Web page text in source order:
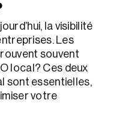
la visibilité
Les
souvent
local? Ces deux
sont essentielles,
votre